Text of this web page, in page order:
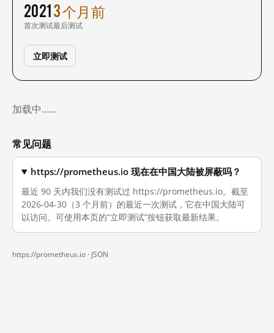
2021
首次测试
3 个月前
最后测试
立即测试
加载中……
常见问题
https://prometheus.io 现在在中国大陆被屏蔽吗？
最近 90 天内我们没有测试过 https://prometheus.io。截至
2026-04-30（3 个月前）的最近一次测试，它在中国大陆可
以访问。可使用本页的“立即测试”按钮获取最新结果。
https://prometheus.io · JSON